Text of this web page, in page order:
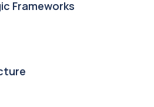
Frameworks